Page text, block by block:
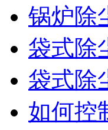
锅炉除
袋式除
袋式除
如何控